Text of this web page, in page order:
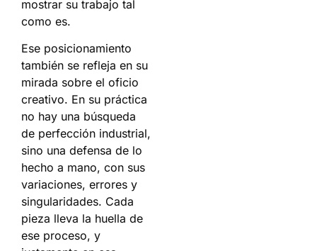
mostrar su trabajo tal
como es.
Ese posicionamiento
también se refleja en su
mirada sobre el oficio
creativo. En su práctica
no hay una búsqueda
de perfección industrial,
sino una defensa de lo
hecho a mano, con sus
variaciones, errores y
singularidades. Cada
pieza lleva la huella de
ese proceso, y